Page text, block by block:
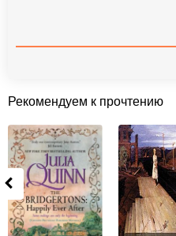
Рекомендуем к прочтению